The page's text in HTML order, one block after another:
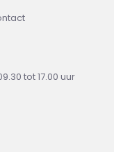
tot 17.00 uur